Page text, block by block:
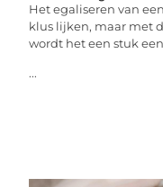
Het egaliseren van
klus lijken, maar met
wordt het een stuk
...